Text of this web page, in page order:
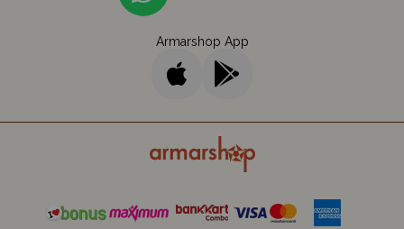
Armarshop App